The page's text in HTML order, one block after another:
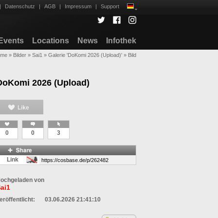
| Datenschutz | AGB | Impressum | Support
Events Locations News Infothek
» Bilder » Sai1 » Galerie 'DoKomi 2026 (Upload)' » Bild
2026 (Upload)
0 0 3
Link
von
03.06.2026 21:41:10